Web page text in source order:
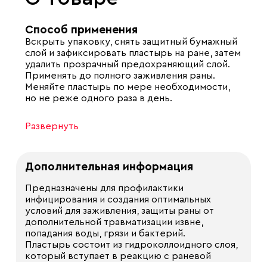
Способ применения
Вскрыть упаковку, снять защитный бумажный
слой и зафиксировать пластырь на ране, затем
удалить прозрачный предохраняющий слой.
Применять до полного заживления раны.
Меняйте пластырь по мере необходимости,
но не реже одного раза в день.
Развернуть
Дополнительная информация
Предназначены для профилактики
инфицирования и создания оптимальных
условий для заживления, защиты раны от
дополнительной травматизации извне,
попадания воды, грязи и бактерий.
Пластырь состоит из гидроколлоидного слоя,
который всту­пает в реакцию с раневой